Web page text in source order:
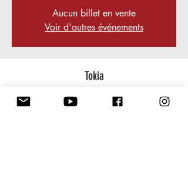
Aucun billet en vente
Voir d'autres événements
Tokia
2024 aza. 11(a) (19:00) – 2024 aza. 15(a)